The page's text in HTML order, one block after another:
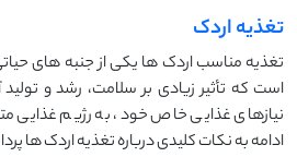
تغذیه اردک
تغذیه مناسب اردک ‌ها یکی از جنبه‌ های
است که تأثیر زیادی بر سلامت، رشد و
نیازهای غذایی خاص خود، به رژیم غذایی
ادامه به نکات کلیدی درباره تغذیه اردک‌ ها